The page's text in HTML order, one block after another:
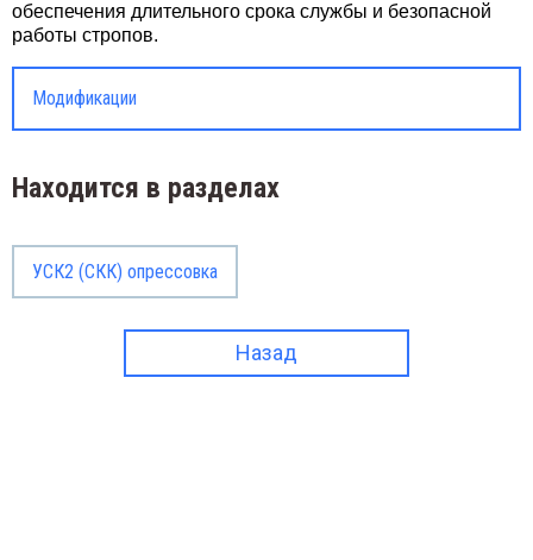
обеспечения длительного срока службы и безопасной
работы стропов.
Модификации
Находится в разделах
УСК2 (СКК) опрессовка
Назад